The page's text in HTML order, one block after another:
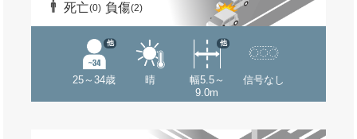
死亡(0) 負傷(2)
25～34歳
他
晴
幅5.5～
9.0m
他
信号なし